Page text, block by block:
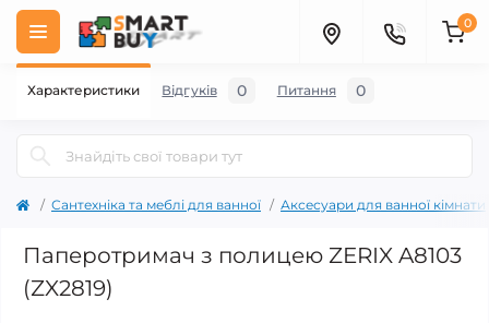
0
Сантехніка та меблі для ванної Аксесуари для ванної кімнати
Паперотримач з полицею ZERIX A8103
(ZX2819)
Характеристики Відгуків 0 Питання 0